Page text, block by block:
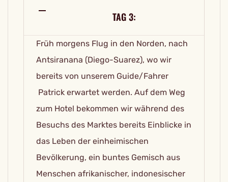
TAG 3:
Früh morgens Flug in den Norden, nach
Antsiranana (Diego-Suarez), wo wir
bereits von unserem Guide/Fahrer
Patrick erwartet werden. Auf dem Weg
zum Hotel bekommen wir während des
Besuchs des Marktes bereits Einblicke in
das Leben der einheimischen
Bevölkerung, ein buntes Gemisch aus
Menschen afrikanischer, indonesischer